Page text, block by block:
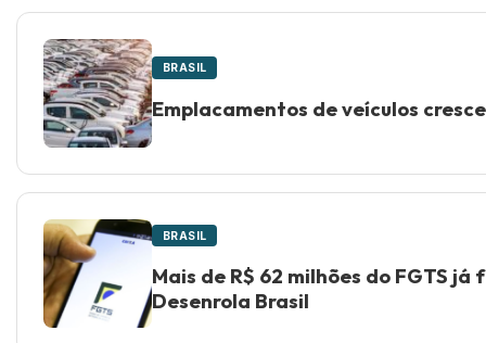
BRASIL
Emplacamentos de veículos
BRASIL
Mais de R$ 62 milhões do FGTS
Desenrola Brasil